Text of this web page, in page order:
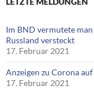
Im BND vermutete
Russland versteckt
17. Februar 2021
Anzeigen zu Corona
17. Februar 2021